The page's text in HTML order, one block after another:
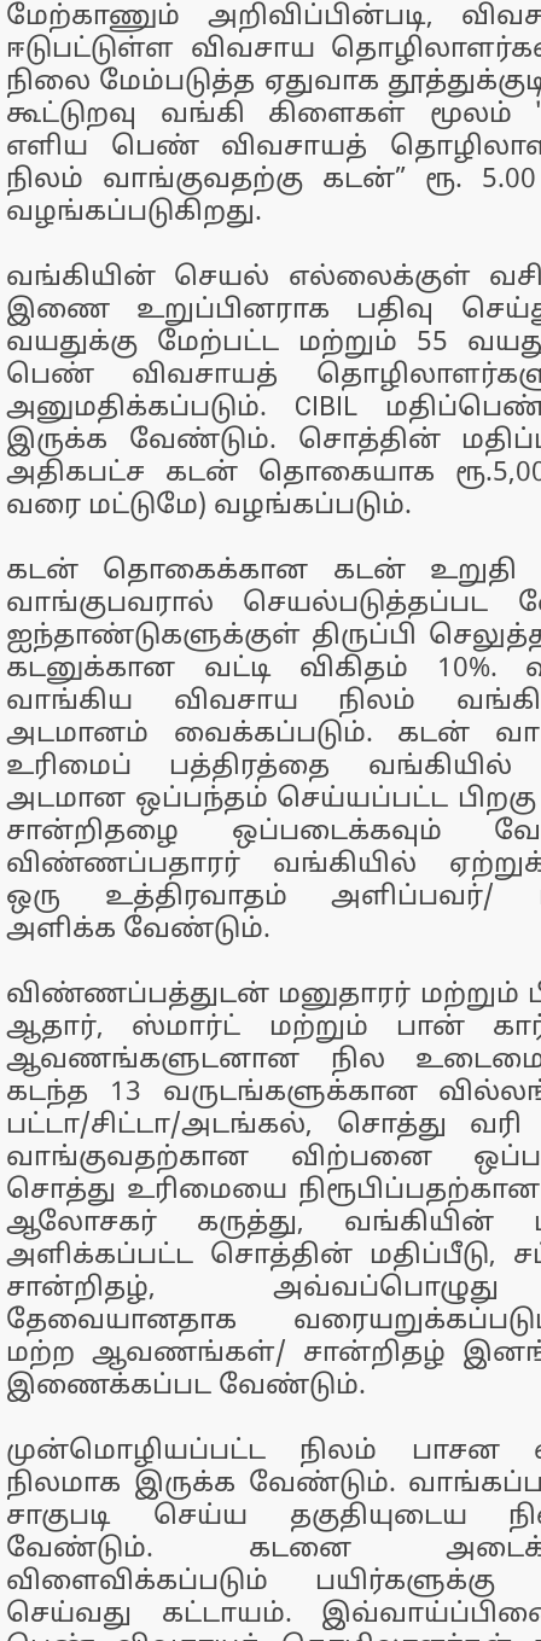
மேற்காணும் அறிவிப்பின்படி,
ஈடுபட்டுள்ள விவசாய
நிலை மேம்படுத்த ஏதுவாக
கூட்டுறவு வங்கி கிளைகள்
எளிய பெண் விவசாயத்
நிலம் வாங்குவதற்கு கடன்” ரூ.
வழங்கப்படுகிறது.
வங்கியின் செயல் எல்லைக்குள்
இணை உறுப்பினராக பதிவு
வயதுக்கு மேற்பட்ட மற்றும் 55
பெண் விவசாயத்
அனுமதிக்கப்படும். CIBIL
இருக்க வேண்டும். சொத்தின்
அதிகபட்ச கடன் தொகையாக
வரை மட்டுமே) வழங்கப்படும்.
கடன் தொகைக்கான கடன்
வாங்குபவரால் செயல்படுத்தப்பட
ஐந்தாண்டுகளுக்குள் திருப்பி
கடனுக்கான வட்டி விகிதம் 10%.
வாங்கிய விவசாய நிலம்
அடமானம் வைக்கப்படும். கடன்
உரிமைப் பத்திரத்தை வங்கியில்
அடமான ஒப்பந்தம் செய்யப்பட்ட பிறகு
சான்றிதழை ஒப்படைக்கவும்
விண்ணப்பதாரர் வங்கியில்
ஒரு உத்திரவாதம் அளிப்பவர்/
அளிக்க வேண்டும்.
விண்ணப்பத்துடன் மனுதாரர் மற்றும்
ஆதார், ஸ்மார்ட் மற்றும் பான்
ஆவணங்களுடனான நில
கடந்த 13 வருடங்களுக்கான
பட்டா/சிட்டா/அடங்கல், சொத்து வரி
வாங்குவதற்கான விற்பனை
சொத்து உரிமையை
ஆலோசகர் கருத்து, வங்கியின்
அளிக்கப்பட்ட சொத்தின் மதிப்பீடு,
சான்றிதழ்,
தேவையானதாக வரையறுக்கப்படும்/
மற்ற ஆவணங்கள்/ சான்றிதழ்
இணைக்கப்பட வேண்டும்.
முன்மொழியப்பட்ட நிலம்
நிலமாக இருக்க வேண்டும்.
சாகுபடி செய்ய தகுதியுடைய
வேண்டும். கடனை
விளைவிக்கப்படும் பயிர்களுக்கு
செய்வது கட்டாயம்.